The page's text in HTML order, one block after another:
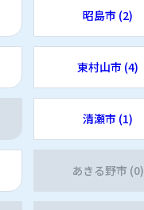
昭島市 (2)
東村山市 (4)
清瀬市 (1)
あきる野市 (0)